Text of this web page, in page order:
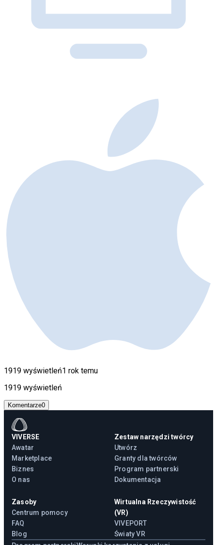
1919 wyświetleń1 rok temu
1919 wyświetleń
Komentarze0
VIVERSE
Awatar
Marketplace
Biznes
O nas
Zestaw narzędzi twórcy
Utwórz
Granty dla twórców
Program partnerski
Dokumentacja
Zasoby
Centrum pomocy
FAQ
Blog
Wirtualna Rzeczywistość
(VR)
VIVEPORT
Światy VR